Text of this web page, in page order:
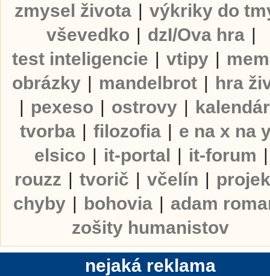
zmysel života | výkriky do
vševedko | dzI/Ova hra |
test inteligencie | vtipy |
obrázky | mandelbrot | hra
| pexeso | ostrovy | kalendár
tvorba | filozofia | e na x na
elsico | it-portal | it-forum |
rouzz | tvorič | včelín |
chyby | bohovia | adam
zošity humanistov
nejaká reklama